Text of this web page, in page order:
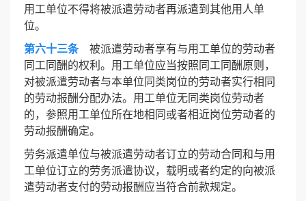
用工单位不得将被派遣劳动者再派遣到其他用人单
位。
第六十三条被派遣劳动者享有与用工单位的劳动者
同工同酬的权利。用工单位应当按照同工同酬原则，
对被派遣劳动者与本单位同类岗位的劳动者实行相同
的劳动报酬分配办法。用工单位无同类岗位劳动者
的，参照用工单位所在地相同或者相近岗位劳动者的
劳动报酬确定。
劳务派遣单位与被派遣劳动者订立的劳动合同和与用
工单位订立的劳务派遣协议，载明或者约定的向被派
遣劳动者支付的劳动报酬应当符合前款规定。